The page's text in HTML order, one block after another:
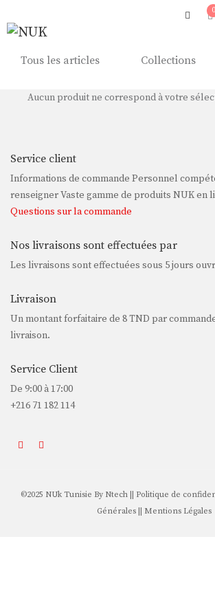
0
Tous les articles Collections
Aucun produit ne correspond à votre
Service client
Informations de commande Personnel
renseigner Vaste gamme de produits NUK en
Questions sur la commande
Nos livraisons sont effectuées par
Les livraisons sont effectuées sous 5 jours
Livraison
Un montant forfaitaire de 8 TND par
livraison.
Service Client
De 9:00 à 17:00
+216 71 182 114
©2025 NUk Tunisie By Ntech Politique de
Générales|| Mentions Légales